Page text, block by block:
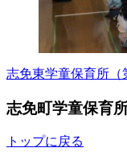
志免東学童保育所（
志免町学童保育
トップに戻る